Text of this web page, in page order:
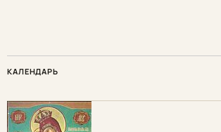
КАЛЕНДАРЬ